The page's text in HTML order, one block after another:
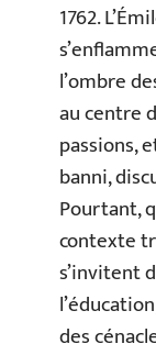
1762.
l’ombre
au centre
passions,
banni,
Pourtant,
contexte
s’invitent
des